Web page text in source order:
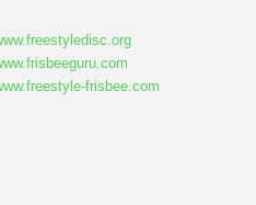
frisbee.com